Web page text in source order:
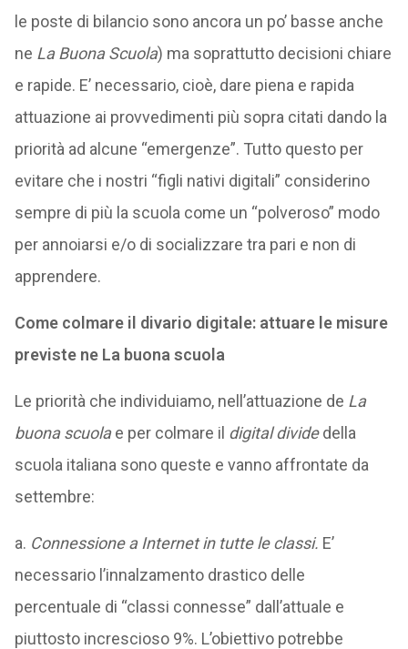
le poste di bilancio sono ancora un po’ basse anche
ne La Buona Scuola) ma soprattutto decisioni chiare
e rapide. E’ necessario, cioè, dare piena e rapida
attuazione ai provvedimenti più sopra citati dando la
priorità ad alcune “emergenze”. Tutto questo per
evitare che i nostri “figli nativi digitali” considerino
sempre di più la scuola come un “polveroso” modo
per annoiarsi e/o di socializzare tra pari e non di
apprendere.
Come colmare il divario digitale: attuare le misure
previste ne La buona scuola
Le priorità che individuiamo, nell’attuazione de La
buona scuolae per colmare il digital dividedella
scuola italiana sono queste e vanno affrontate da
settembre:
a. Connessione a Internet in tutte le classi. E’
necessario l’innalzamento drastico delle
percentuale di “classi connesse” dall’attuale e
piuttosto increscioso 9%. L’obiettivo potrebbe